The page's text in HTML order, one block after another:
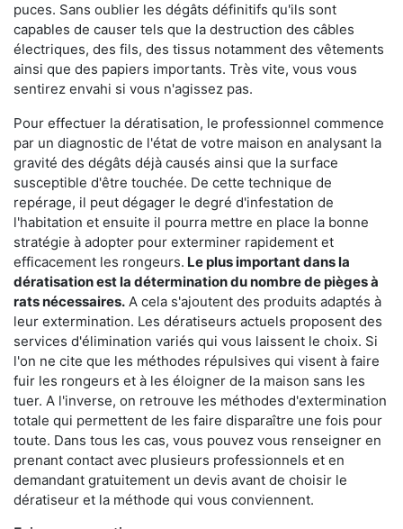
puces. Sans oublier les dégâts définitifs qu'ils sont
capables de causer tels que la destruction des câbles
électriques, des fils, des tissus notamment des vêtements
ainsi que des papiers importants. Très vite, vous vous
sentirez envahi si vous n'agissez pas.
Pour effectuer la dératisation, le professionnel commence
par un diagnostic de l'état de votre maison en analysant la
gravité des dégâts déjà causés ainsi que la surface
susceptible d'être touchée. De cette technique de
repérage, il peut dégager le degré d'infestation de
l'habitation et ensuite il pourra mettre en place la bonne
stratégie à adopter pour exterminer rapidement et
efficacement les rongeurs. Le plus important dans la
dératisation est la détermination du nombre de pièges à
rats nécessaires. A cela s'ajoutent des produits adaptés à
leur extermination. Les dératiseurs actuels proposent des
services d'élimination variés qui vous laissent le choix. Si
l'on ne cite que les méthodes répulsives qui visent à faire
fuir les rongeurs et à les éloigner de la maison sans les
tuer. A l'inverse, on retrouve les méthodes d'extermination
totale qui permettent de les faire disparaître une fois pour
toute. Dans tous les cas, vous pouvez vous renseigner en
prenant contact avec plusieurs professionnels et en
demandant gratuitement un devis avant de choisir le
dératiseur et la méthode qui vous conviennent.